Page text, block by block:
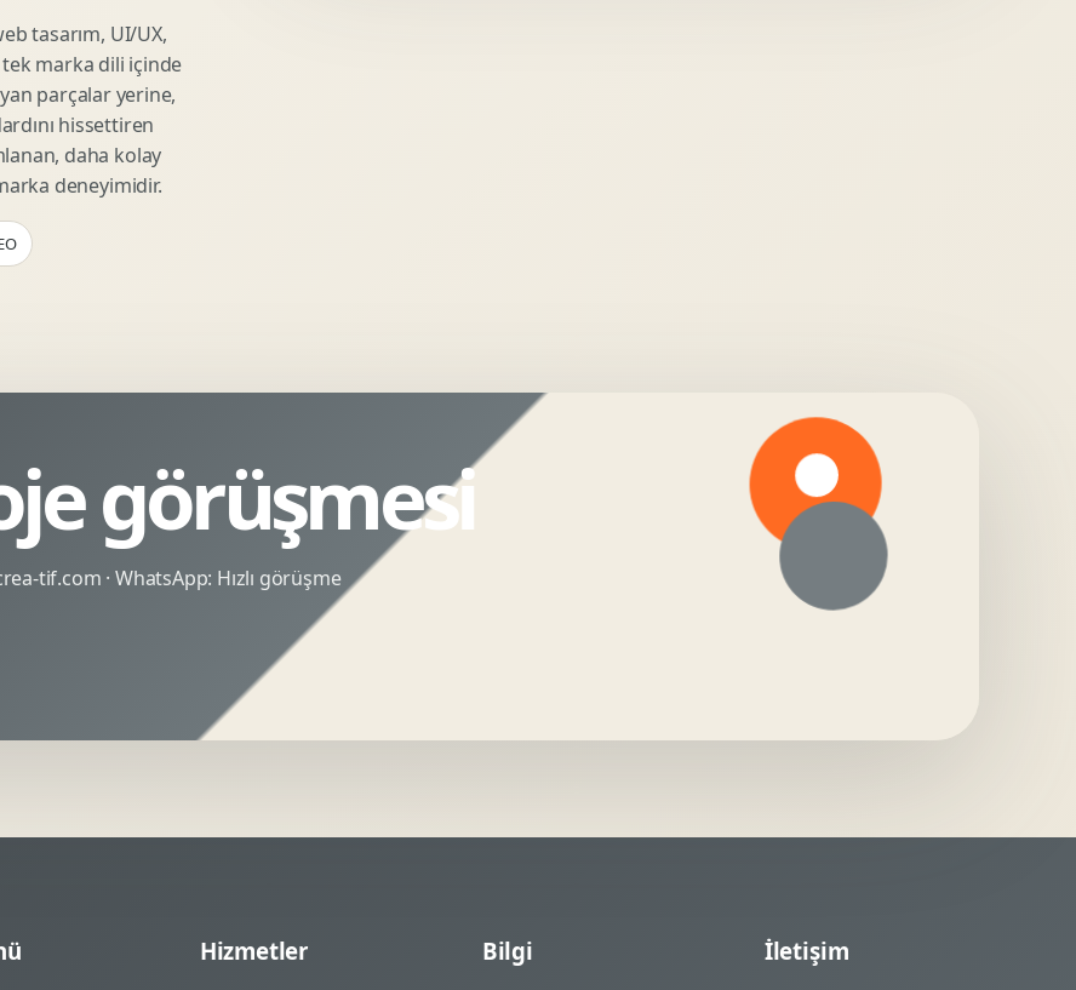
Story Reklam Tasarimi
Statik Reklam Gorseli
Motion Banner Tasarimi
tasarım, UI/UX,
marka dili içinde
parçalar yerine,
hissettiren
daha kolay
deneyimidir.
görüşmesi
tif.com · WhatsApp: Hızlı görüşme
Hizmetler Bilgi İletişim